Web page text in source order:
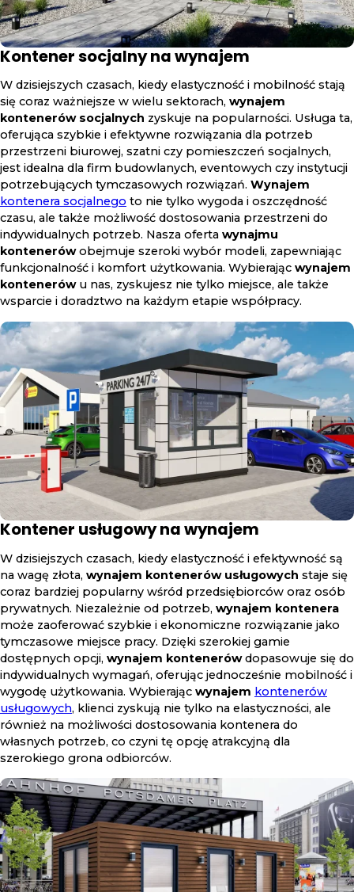
Kontener socjalny na wynajem
W dzisiejszych czasach, kiedy elastyczność i mobilność stają
się coraz ważniejsze w wielu sektorach, wynajem
kontenerów socjalnych zyskuje na popularności. Usługa ta,
oferująca szybkie i efektywne rozwiązania dla potrzeb
przestrzeni biurowej, szatni czy pomieszczeń socjalnych,
jest idealna dla firm budowlanych, eventowych czy instytucji
potrzebujących tymczasowych rozwiązań. Wynajem
kontenera socjalnego to nie tylko wygoda i oszczędność
czasu, ale także możliwość dostosowania przestrzeni do
indywidualnych potrzeb. Nasza oferta wynajmu
kontenerówobejmuje szeroki wybór modeli, zapewniając
funkcjonalność i komfort użytkowania. Wybierając wynajem
kontenerówu nas, zyskujesz nie tylko miejsce, ale także
wsparcie i doradztwo na każdym etapie współpracy.
Kontener usługowy na wynajem
W dzisiejszych czasach, kiedy elastyczność i efektywność są
na wagę złota, wynajem kontenerów usługowych staje się
coraz bardziej popularny wśród przedsiębiorców oraz osób
prywatnych. Niezależnie od potrzeb, wynajem kontenera
może zaoferować szybkie i ekonomiczne rozwiązanie jako
tymczasowe miejsce pracy. Dzięki szerokiej gamie
dostępnych opcji, wynajem kontenerówdopasowuje się do
indywidualnych wymagań, oferując jednocześnie mobilność i
wygodę użytkowania. Wybierając wynajem kontenerów
usługowych, klienci zyskują nie tylko na elastyczności, ale
również na możliwości dostosowania kontenera do
własnych potrzeb, co czyni tę opcję atrakcyjną dla
szerokiego grona odbiorców.